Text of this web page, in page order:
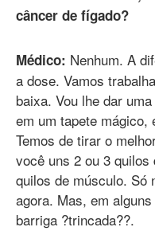
câncer de fígado?
Médico: Nenhum. A
a dose. Vamos
baixa. Vou lhe dar
em um tapete mágico,
Temos de tirar o
você uns 2 ou 3
quilos de músculo. Só
agora. Mas, em
barriga ?trincada??.